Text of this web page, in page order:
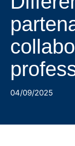
04/09/2025